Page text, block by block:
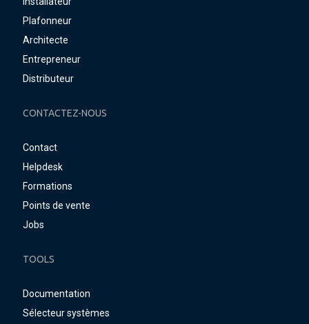
Plafonneur
Architecte
Entrepreneur
Distributeur
CONTACTEZ-NOUS
Contact
Helpdesk
Formations
Points de vente
Jobs
TOOLS
Documentation
Sélecteur systèmes